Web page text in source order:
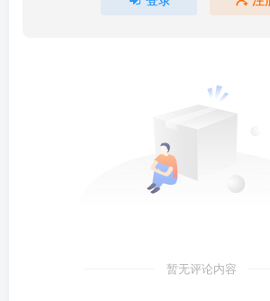
暂无评论内容